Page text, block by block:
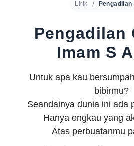
Lirik
Pengadilan
Imam S
Untuk apa kau
bibirmu?
Seandainya dunia ini ada
Hanya engkau yang
Atas perbuatanmu